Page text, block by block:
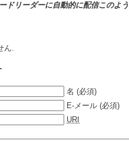
ドリーダーに自動的に配信このよ
ん.
名 (必須)
E-メール (必須)
URI